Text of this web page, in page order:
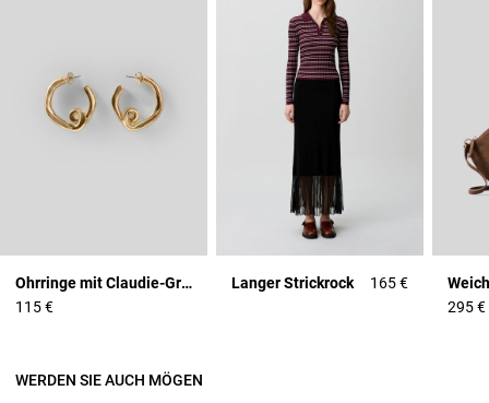
Ohrringe mit Claudie-Gravur
115 €
Langer Strickrock
165 €
295 €
WERDEN SIE AUCH MÖGEN